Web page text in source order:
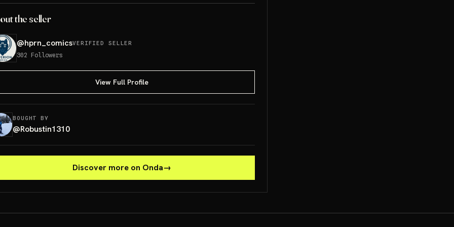
the seller
@hprn_comicsVERIFIED SELLER
302 Followers
View Full Profile
BOUGHT BY
@Robustin1310
Discover more on Onda→